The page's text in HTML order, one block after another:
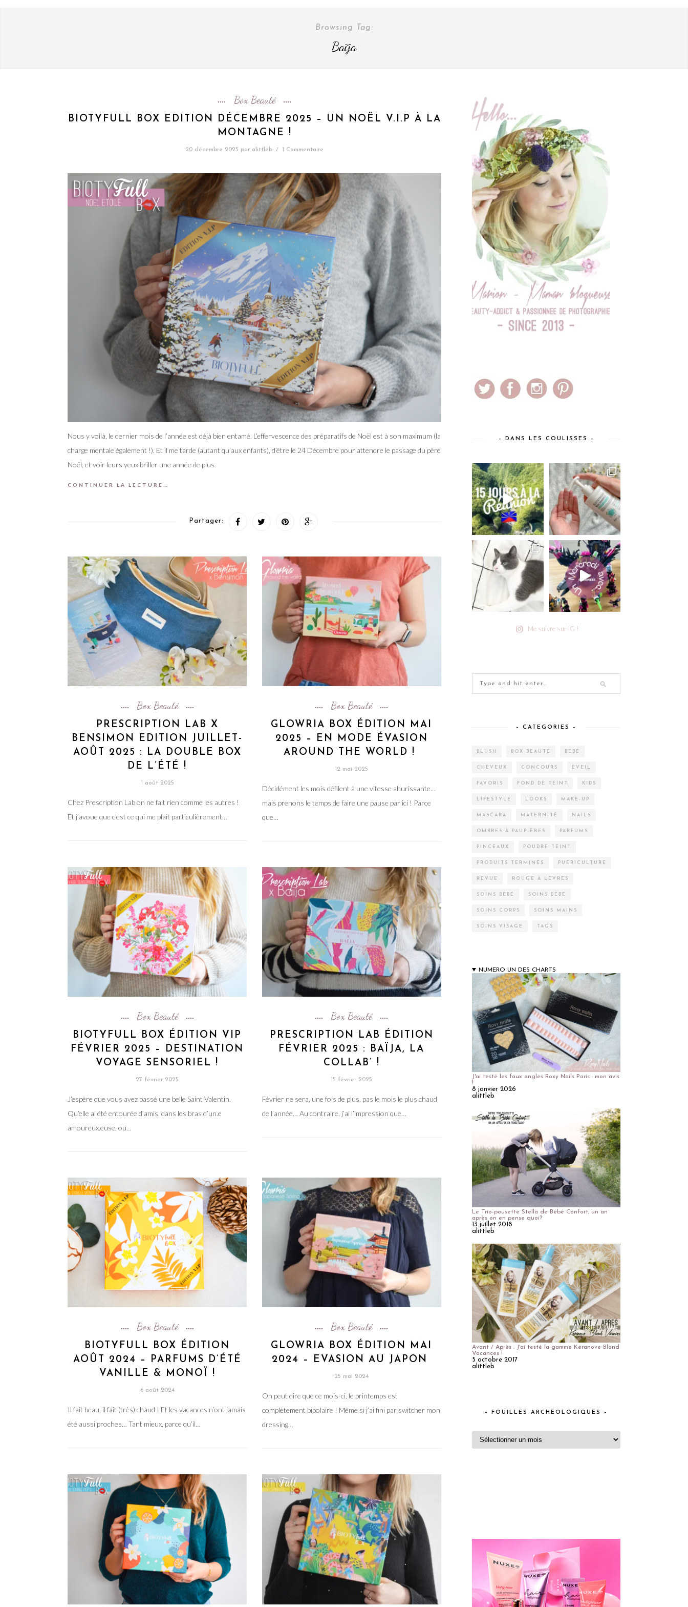
Browsing Tag:
Baïja
Box Beauté
BIOTYFULL BOX EDITION DÉCEMBRE 2025 – UN NOËL V.I.P À LA
MONTAGNE !
20 décembre 2025 par alittleb / 1 Commentaire
Nous y voilà, le dernier mois de l’année est déjà bien entamé. L’effervescence des préparatifs de Noël est à son maximum (la
charge mentale également !). Et il me tarde (autant qu’aux enfants), d’être le 24 Décembre pour attendre le passage du père
Noël, et voir leurs yeux briller une année de plus.
CONTINUER LA LECTURE…
Partager:
Box Beauté
PRESCRIPTION LAB X
BENSIMON EDITION JUILLET-
AOÛT 2025 : LA DOUBLE BOX
DE L’ÉTÉ !
1 août 2025
Chez Prescription Lab on ne fait rien comme les autres !
Et j’avoue que c’est ce qui me plait particulièrement…
Box Beauté
GLOWRIA BOX ÉDITION MAI
2025 – EN MODE ÉVASION
AROUND THE WORLD !
12 mai 2025
Décidément les mois défilent à une vitesse ahurissante…
mais prenons le temps de faire une pause par ici ! Parce
que…
Box Beauté
BIOTYFULL BOX ÉDITION VIP
FÉVRIER 2025 – DESTINATION
VOYAGE SENSORIEL !
27 février 2025
J’espère que vous avez passé une belle Saint Valentin.
Qu’elle ai été entourée d’amis, dans les bras d’un.e
amoureux.euse, ou…
Box Beauté
PRESCRIPTION LAB ÉDITION
FÉVRIER 2025 : BAÏJA, LA
COLLAB’ !
15 février 2025
Février ne sera, une fois de plus, pas le mois le plus chaud
de l’année… Au contraire, j’ai l’impression que…
Box Beauté
BIOTYFULL BOX ÉDITION
AOÛT 2024 – PARFUMS D’ÉTÉ
VANILLE & MONOÏ !
6 août 2024
Il fait beau, il fait (très) chaud ! Et les vacances n’ont jamais
été aussi proches… Tant mieux, parce qu’il…
Box Beauté
GLOWRIA BOX ÉDITION MAI
2024 – EVASION AU JAPON
25 mai 2024
On peut dire que ce mois-ci, le printemps est
complètement bipolaire ! Même si j’ai fini par switcher mon
dressing…
– DANS LES COULISSES –
Me suivre sur IG !
– CATEGORIES –
BLUSH BOX BEAUTÉ BÉBÉ
CHEVEUX CONCOURS EVEIL
FAVORIS FOND DE TEINT KIDS
LIFESTYLE LOOKS MAKE-UP
MASCARA MATERNITÉ NAILS
OMBRES À PAUPIÈRES PARFUMS
PINCEAUX POUDRE TEINT
PRODUITS TERMINÉS PUÉRICULTURE
REVUE ROUGE À LÈVRES
SOINS BÉBÉ SOINS BÉBÉ
SOINS CORPS SOINS MAINS
SOINS VISAGE TAGS
NUMERO UN DES CHARTS
J'ai testé les faux ongles Roxy Nails Paris : mon avis
!
8 janvier 2026
alittleb
Le Trio-pousette Stella de Bébé Confort, un an
après on en pense quoi?
13 juillet 2018
alittleb
Avant / Après : J'ai testé la gamme Keranove Blond
Vacances !
5 octobre 2017
alittleb
– FOUILLES ARCHEOLOGIQUES –